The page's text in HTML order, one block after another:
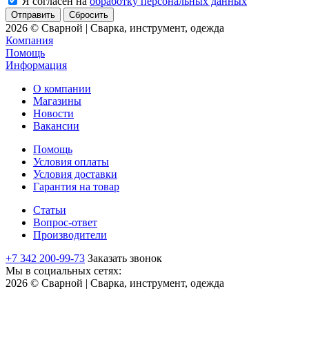
Сбросить
2026 © Сварной | Сварка, инструмент, одежда
Компания
Помощь
Информация
О компании
Магазины
Новости
Вакансии
Помощь
Условия оплаты
Условия доставки
Гарантия на товар
Статьи
Вопрос-ответ
Производители
+7 342 200-99-73 Заказать звонок
Мы в социальных сетях:
2026 © Сварной | Сварка, инструмент, одежда